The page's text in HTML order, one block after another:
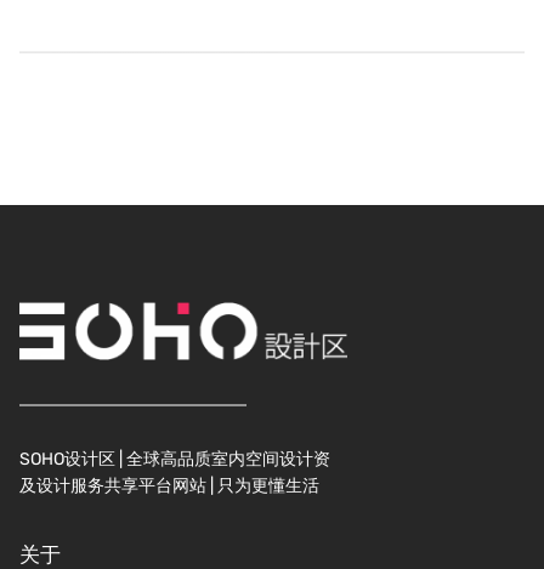
SOHO设计区 | 全球高品质室内空间设计资
及设计服务共享平台网站 | 只为更懂生活
关于